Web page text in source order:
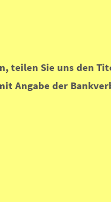
teilen Sie uns den
Angabe der